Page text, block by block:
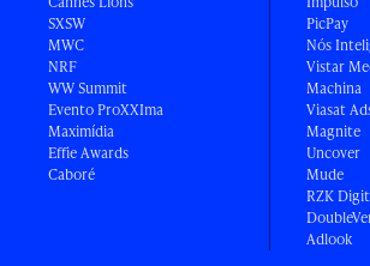
SXSW
MWC
NRF
WW Summit
Evento ProXXIma
Maximídia
Effie Awards
Caboré
PicPay
Nós
Vistar
Machina
Viasat
Magnite
Uncover
Mude
RZK
Adlook